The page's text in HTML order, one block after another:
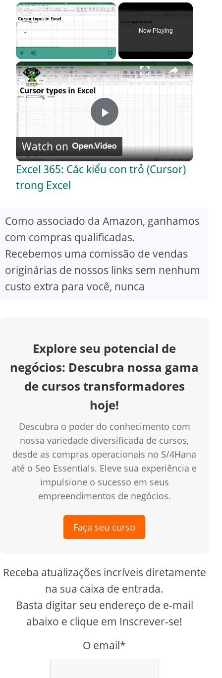
×
Play Unmute Fullscreen
Now Playing
×
P
l
y
V
i
o
Excel 365: Các kiểu con trỏ (Cursor) trong Excel
Watch on
Excel 365: Các kiểu con trỏ (Cursor)
trong Excel
Como associado da Amazon, ganhamos
com compras qualificadas.
Recebemos uma comissão de vendas
originárias de nossos links sem nenhum
custo extra para você, nunca
Explore seu potencial de
negócios: Descubra nossa gama
de cursos transformadores
hoje!
Descubra o poder do conhecimento com
nossa variedade diversificada de cursos,
desde as compras operacionais no S/4Hana
até o Seo Essentials. Eleve sua experiência e
impulsione o sucesso em seus
empreendimentos de negócios.
Faça seu curso
Receba atualizações incríveis diretamente
na sua caixa de entrada.
Basta digitar seu endereço de e-mail
abaixo e clique em Inscrever-se!
O email*